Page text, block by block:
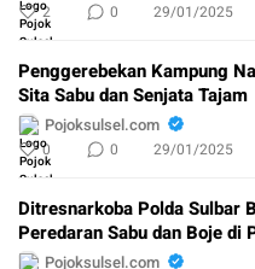
2 0 29/01/2025
Penggerebekan Kampung
Sita Sabu dan Senjata Tajam
Pojoksulsel.com
0 0 29/01/2025
Ditresnarkoba Polda Sulbar
Peredaran Sabu dan Boje di
Pojoksulsel.com